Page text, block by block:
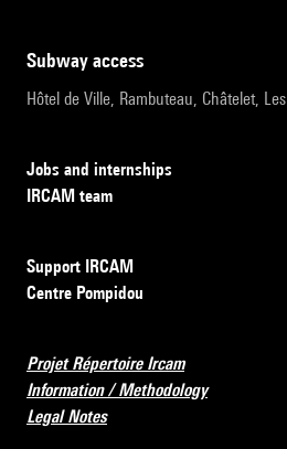
subway access
Hôtel de Ville, Rambuteau, Châtelet,
Jobs and internships
IRCAM team
Support IRCAM
Centre Pompidou
Projet Répertoire Ircam
Information / Methodology
Legal Notes